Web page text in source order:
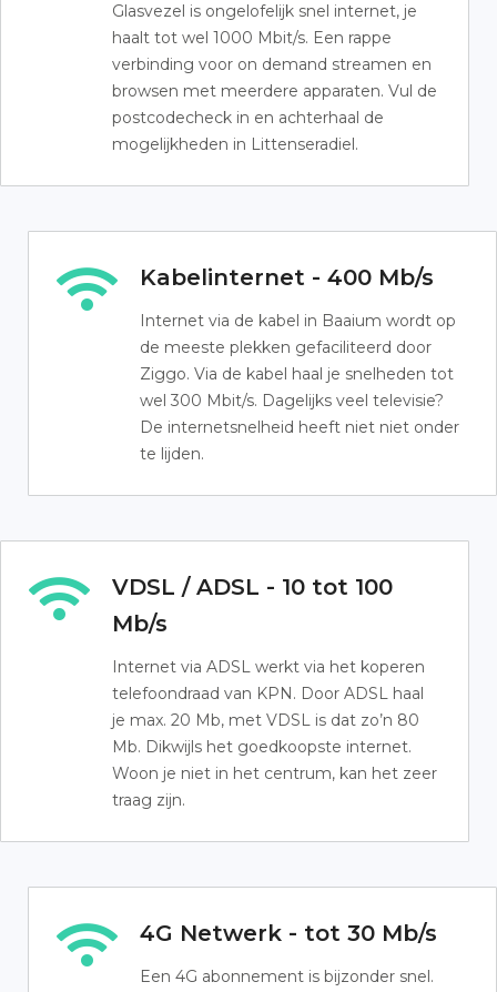
Glasvezel is ongelofelijk snel internet, je
haalt tot wel 1000 Mbit/s. Een rappe
verbinding voor on demand streamen en
browsen met meerdere apparaten. Vul de
postcodecheck in en achterhaal de
mogelijkheden in Littenseradiel.
Kabelinternet - 400 Mb/s
Internet via de kabel in Baaium wordt op
de meeste plekken gefaciliteerd door
Ziggo. Via de kabel haal je snelheden tot
wel 300 Mbit/s. Dagelijks veel televisie?
De internetsnelheid heeft niet niet onder
te lijden.
VDSL / ADSL - 10 tot 100
Mb/s
Internet via ADSL werkt via het koperen
telefoondraad van KPN. Door ADSL haal
je max. 20 Mb, met VDSL is dat zo’n 80
Mb. Dikwijls het goedkoopste internet.
Woon je niet in het centrum, kan het zeer
traag zijn.
4G Netwerk - tot 30 Mb/s
Een 4G abonnement is bijzonder snel.